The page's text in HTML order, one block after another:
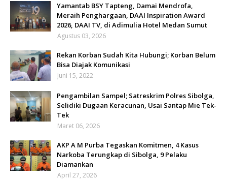
Yamantab BSY Tapteng, Damai Mendrofa,
Meraih Penghargaan, DAAI Inspiration Award
2026, DAAI TV, di Adimulia Hotel Medan Sumut
Agustus 03, 2026
Rekan Korban Sudah Kita Hubungi; Korban Belum
Bisa Diajak Komunikasi
Juni 15, 2022
Pengambilan Sampel; Satreskrim Polres Sibolga,
Selidiki Dugaan Keracunan, Usai Santap Mie Tek-
Tek
Maret 06, 2026
AKP A M Purba Tegaskan Komitmen, 4 Kasus
Narkoba Terungkap di Sibolga, 9 Pelaku
Diamankan
April 27, 2026